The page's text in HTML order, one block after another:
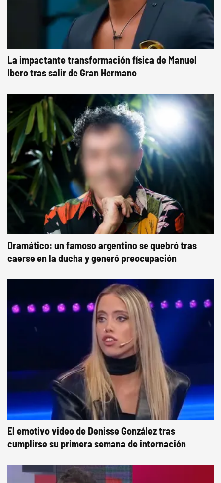
La impactante transformación física de Manuel
Ibero tras salir de Gran Hermano
Dramático: un famoso argentino se quebró tras
caerse en la ducha y generó preocupación
El emotivo video de Denisse González tras
cumplirse su primera semana de internación